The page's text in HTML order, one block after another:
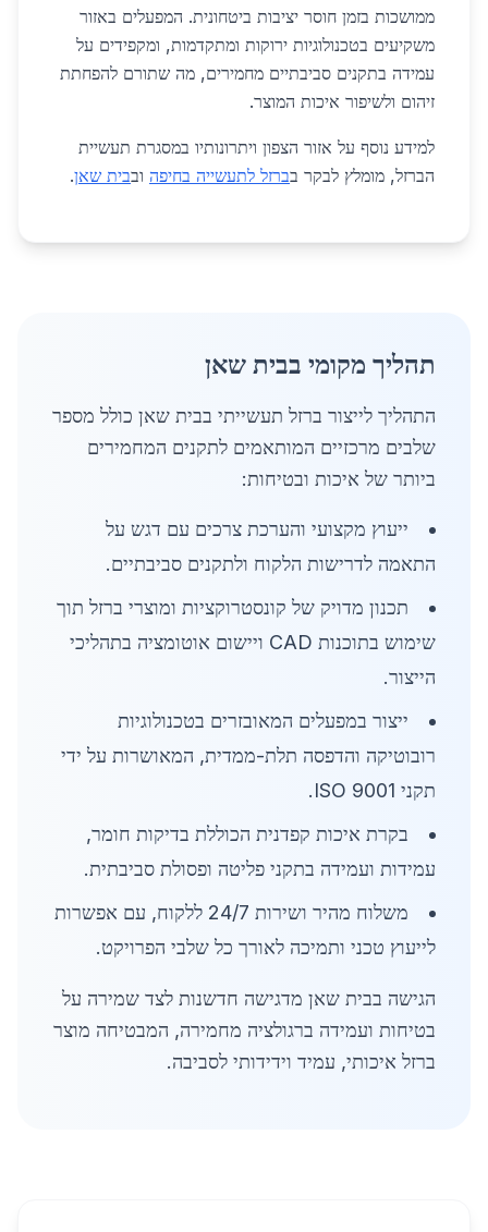
ממושכות בזמן חוסר יציבות ביטחונית. המפעלים באזור
משקיעים בטכנולוגיות ירוקות ומתקדמות, ומקפידים על
עמידה בתקנים סביבתיים מחמירים, מה שתורם להפחתת
זיהום ולשיפור איכות המוצר.
למידע נוסף על אזור הצפון ויתרונותיו במסגרת תעשיית
הברזל, מומלץ לבקר בברזל לתעשייה בחיפה ובבית שאן.
תהליך מקומי בבית שאן
התהליך לייצור ברזל תעשייתי בבית שאן כולל מספר
שלבים מרכזיים המותאמים לתקנים המחמירים
ביותר של איכות ובטיחות:
ייעוץ מקצועי והערכת צרכים עם דגש על
התאמה לדרישות הלקוח ולתקנים סביבתיים.
תכנון מדויק של קונסטרוקציות ומוצרי ברזל תוך
שימוש בתוכנות CAD ויישום אוטומציה בתהליכי
הייצור.
ייצור במפעלים המאובזרים בטכנולוגיות
רובוטיקה והדפסה תלת-ממדית, המאושרות על ידי
תקני ISO 9001.
בקרת איכות קפדנית הכוללת בדיקות חומר,
עמידות ועמידה בתקני פליטה ופסולת סביבתית.
משלוח מהיר ושירות 24/7 ללקוח, עם אפשרות
לייעוץ טכני ותמיכה לאורך כל שלבי הפרויקט.
הגישה בבית שאן מדגישה חדשנות לצד שמירה על
בטיחות ועמידה ברגולציה מחמירה, המבטיחה מוצר
ברזל איכותי, עמיד וידידותי לסביבה.